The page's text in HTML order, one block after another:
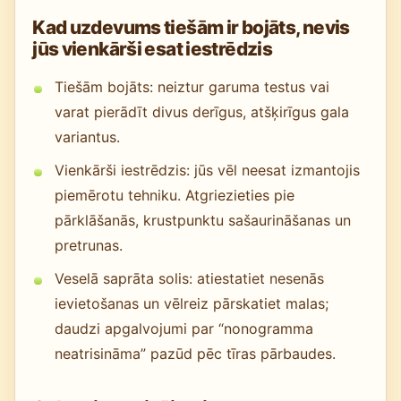
Kad uzdevums tiešām ir bojāts, nevis
jūs vienkārši esat iestrēdzis
Tiešām bojāts: neiztur garuma testus vai
varat pierādīt divus derīgus, atšķirīgus gala
variantus.
Vienkārši iestrēdzis: jūs vēl neesat izmantojis
piemērotu tehniku. Atgriezieties pie
pārklāšanās, krustpunktu sašaurināšanas un
pretrunas.
Veselā saprāta solis: atiestatiet nesenās
ievietošanas un vēlreiz pārskatiet malas;
daudzi apgalvojumi par “nonogramma
neatrisināma” pazūd pēc tīras pārbaudes.